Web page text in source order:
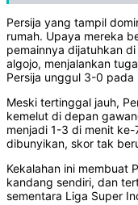
Persija yang tampil
rumah. Upaya mereka
pemainnya dijatuhkan
algojo, menjalankan
Persija unggul 3-0 pada
Meski tertinggal jauh,
kemelut di depan
menjadi 1-3 di menit
dibunyikan, skor tak
Kekalahan ini membuat
kandang sendiri, dan
sementara Liga Super